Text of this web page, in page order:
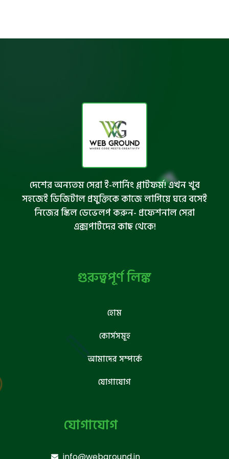
দেশের অন্যতম সেরা ই-লার্নিং প্লাটফর্ম! এখন খুব
সহজেই ডিজিটাল প্রযুক্তিকে কাজে লাগিয়ে ঘরে বসেই
নিজের স্কিল ডেভেলপ করুন- প্রফেশনাল সেরা
এক্সপার্টদের কাছ থেকে!
গুরুত্বপূর্ণ লিঙ্ক
হোম
কোর্সসমূহ
আমাদের সম্পর্কে
যোগাযোগ
যোগাযোগ